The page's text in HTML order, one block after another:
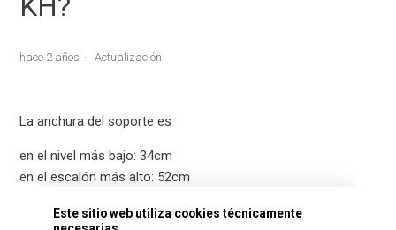
hace 2 años Actualización
La anchura del soporte es
en el nivel más bajo: 34cm
en el escalón más alto: 52cm
Este sitio web utiliza cookies técnicamente